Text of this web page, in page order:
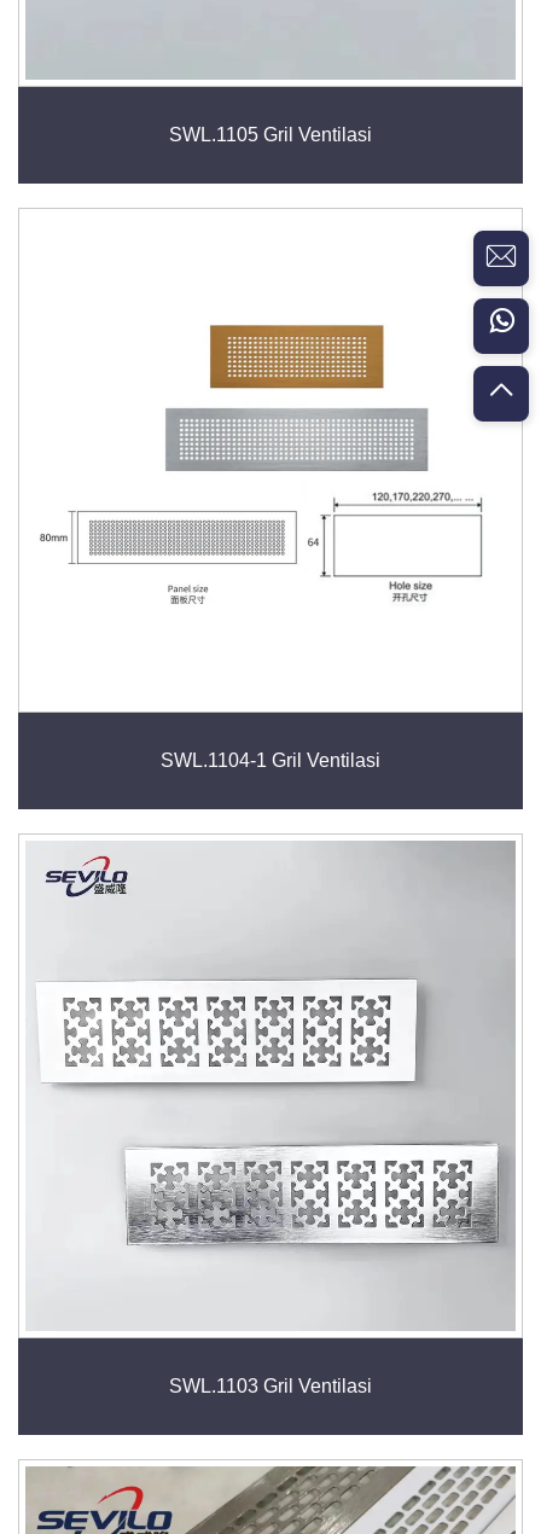
SWL.1105 Gril Ventilasi
SWL.1104-1 Gril Ventilasi
SWL.1103 Gril Ventilasi